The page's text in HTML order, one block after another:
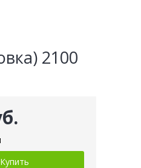
2100